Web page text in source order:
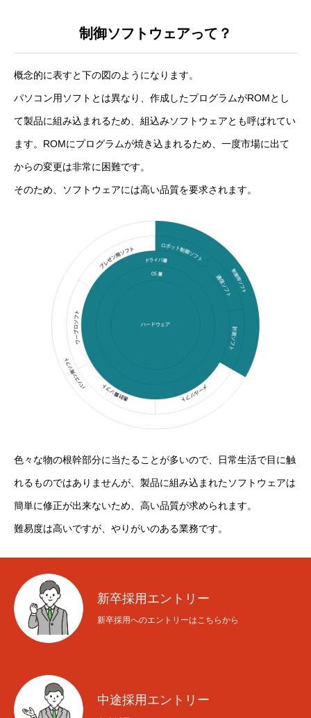
制御ソフトウェアって？
概念的に表すと下の図のようになります。
パソコン用ソフトとは異なり、作成したプログラムがROMとし
て製品に組み込まれるため、組込みソフトウェアとも呼ばれてい
ます。ROMにプログラムが焼き込まれるため、一度市場に出て
からの変更は非常に困難です。
そのため、ソフトウェアには高い品質を要求されます。
色々な物の根幹部分に当たることが多いので、日常生活で目に触
れるものではありませんが、製品に組み込まれたソフトウェアは
簡単に修正が出来ないため、高い品質が求められます。
難易度は高いですが、やりがいのある業務です。
新卒採用エントリー
新卒採用へのエントリーはこちらから
中途採用エントリー